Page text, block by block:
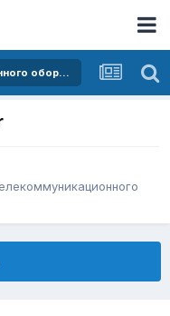
Покупка и продажа телекоммуникационного оборудования